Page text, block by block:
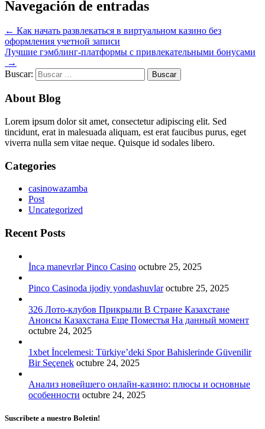
Navegación de entradas
← Как начать развлекаться в виртуальном казино без
оформления учетной записи
Лучшие гэмблинг-платформы с привлекательными бонусами
→
Buscar:
About Blog
Lorem ipsum dolor sit amet, consectetur adipiscing elit. Sed
tincidunt, erat in malesuada aliquam, est erat faucibus purus, eget
viverra nulla sem vitae neque. Quisque id sodales libero.
Categories
casinowazamba
Post
Uncategorized
Recent Posts
İncə manevrlər Pinco Casino octubre 25, 2025
Pinco Casinoda ijodiy yondashuvlar octubre 25, 2025
326 Лото-клубов Прикрыли В Стране Казахстане
Анонсы Казахстана Еще Поместья На данный момент
octubre 24, 2025
1xbet İncelemesi: Türkiye’deki Spor Bahislerinde Güvenilir
Bir Seçenek octubre 24, 2025
Анализ новейшего онлайн-казино: плюсы и основные
особенности octubre 24, 2025
Suscribete a nuestro Boletin!